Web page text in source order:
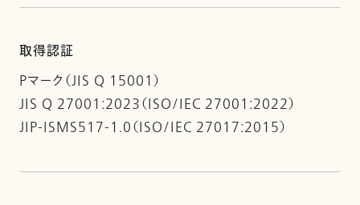
取得認証
Pマーク（JIS Q 15001）
JIS Q 27001:2023（ISO/IEC 27001:2022）
JIP-ISMS517-1.0（ISO/IEC 27017:2015）